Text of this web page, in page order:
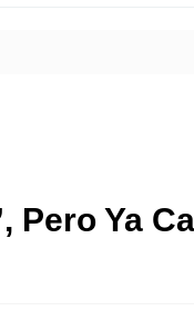
Pero Ya